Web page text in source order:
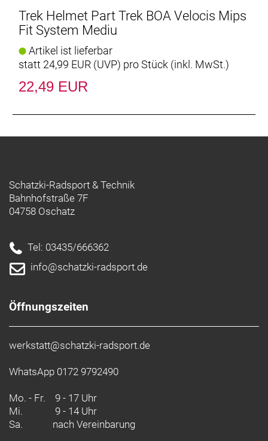
Trek Helmet Part Trek BOA Velocis Mips
Fit System Mediu
Artikel ist lieferbar
statt 24,99 EUR (UVP) pro Stück (inkl. MwSt.)
22,49 EUR
Schatzki-Radsport & Technik
Bahnhofstraße 7F
04758 Oschatz
Tel: 03435/666362
info@schatzki-radsport.de
Öffnungszeiten
werkstatt@schatzki-radsport.de
WhatsApp 0172 9792490
Mo. - Fr. 9 - 17 Uhr
Mi.
9 - 14 Uhr
Sa.
nach Vereinbarung